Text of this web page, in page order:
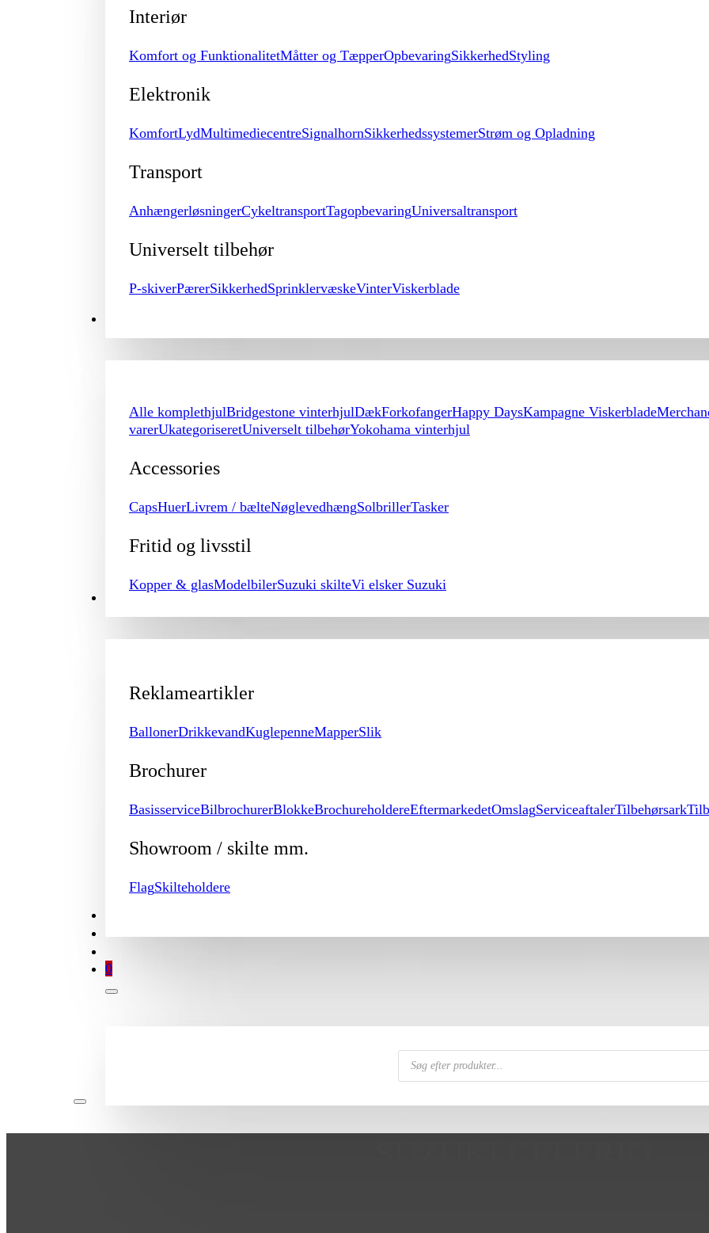
Interiør
Komfort og FunktionalitetMåtter og TæpperOpbevaringSikkerhedStyling
Elektronik
KomfortLydMultimediecentreSignalhornSikkerhedssystemerStrøm og Opladning
Transport
AnhængerløsningerCykeltransportTagopbevaringUniversaltransport
Universelt tilbehør
P-skiverPærerSikkerhedSprinklervæskeVinterViskerblade
Alle komplethjulBridgestone vinterhjulDækForkofangerHappy DaysKampagne Viskerblade
varerUkategoriseretUniverselt tilbehørYokohama vinterhjul
Accessories
CapsHuerLivrem / bælteNøglevedhængSolbrillerTasker
Fritid og livsstil
Kopper & glasModelbilerSuzuki skilteVi elsker Suzuki
PROMOTION
Reklameartikler
BallonerDrikkevandKuglepenneMapperSlik
Brochurer
BasisserviceBilbrochurerBlokkeBrochureholdereEftermarkedetOmslagServiceaftalerTilbehørsark
Showroom / skilte mm.
FlagSkilteholdere
0
Products
search